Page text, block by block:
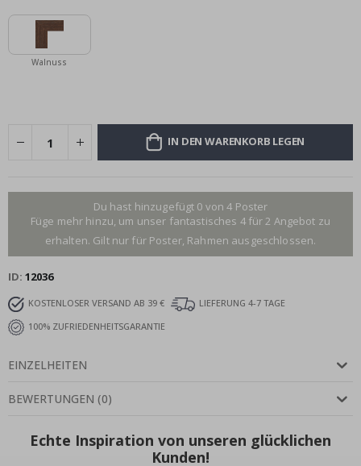
Walnuss
IN DEN WARENKORB LEGEN
Du hast hinzugefügt 0 von 4 Poster
Füge mehr hinzu, um unser fantastisches 4 für 2 Angebot zu
erhalten. Gilt nur für Poster, Rahmen ausgeschlossen.
ID 12036
KOSTENLOSER VERSAND AB 39 €
LIEFERUNG 4-7 TAGE
100% ZUFRIEDENHEITSGARANTIE
EINZELHEITEN
BEWERTUNGEN (0)
Echte Inspiration von unseren glücklichen
Kunden!